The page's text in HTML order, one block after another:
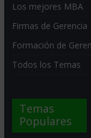
Los mejores MBA
Firmas de Gerencia
Formación de
Todos los Temas
Temas
Populares